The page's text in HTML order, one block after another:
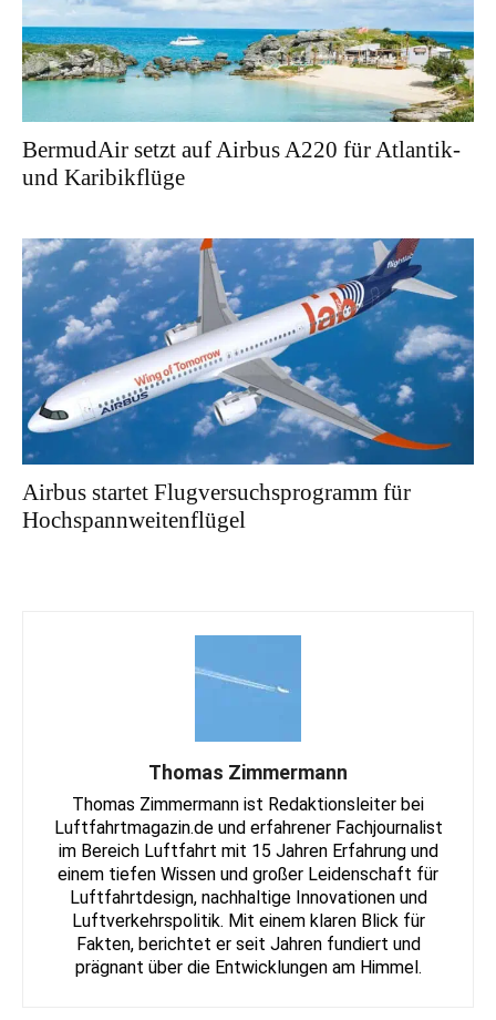
BermudAir setzt auf Airbus A220 für Atlantik-
und Karibikflüge
Airbus startet Flugversuchsprogramm für
Hochspannweitenflügel
Thomas Zimmermann
Thomas Zimmermann ist Redaktionsleiter bei
Luftfahrtmagazin.de und erfahrener Fachjournalist
im Bereich Luftfahrt mit 15 Jahren Erfahrung und
einem tiefen Wissen und großer Leidenschaft für
Luftfahrtdesign, nachhaltige Innovationen und
Luftverkehrspolitik. Mit einem klaren Blick für
Fakten, berichtet er seit Jahren fundiert und
prägnant über die Entwicklungen am Himmel.